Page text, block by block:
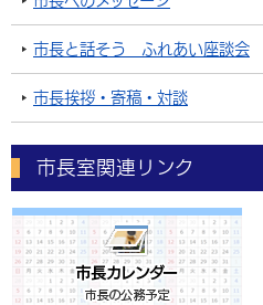
市長と話そう ふれあい座談会
市長挨拶・寄稿・対談
市長室関連リンク